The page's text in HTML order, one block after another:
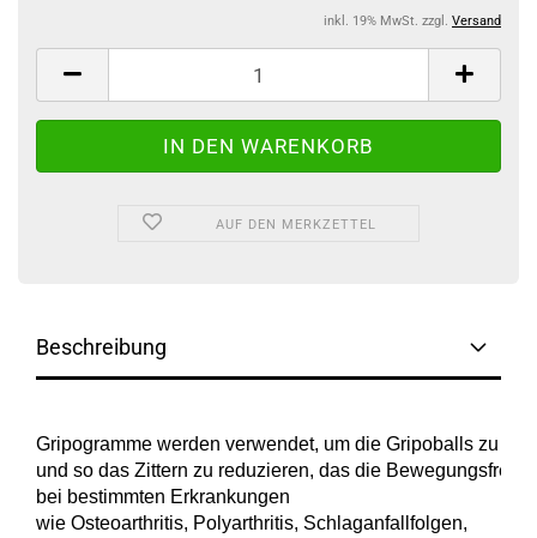
inkl. 19% MwSt. zzgl. Versand
AUF DEN MERKZETTEL
Beschreibung
Gripogramme werden verwendet, um die Gripoballs zu
und so das Zittern zu reduzieren, das die
bei bestimmten Erkrankungen
wie Osteoarthritis, Polyarthritis, Schlaganfallfolgen,